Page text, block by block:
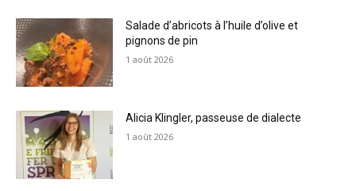
Salade d’abricots à l’huile d’olive et
pignons de pin
1 août 2026
Alicia Klingler, passeuse de dialecte
1 août 2026